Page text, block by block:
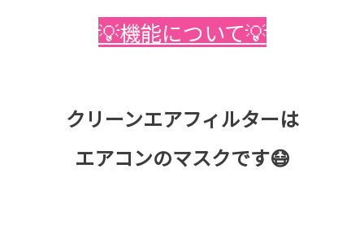
💡機能について💡
クリーンエアフィルターは
エアコンのマスクです😷